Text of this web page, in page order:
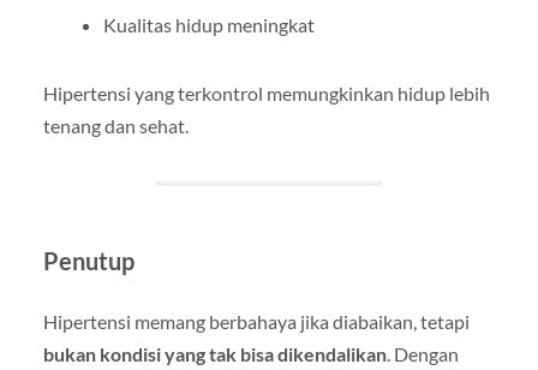
Kualitas hidup meningkat
Hipertensi yang terkontrol memungkinkan hidup lebih
tenang dan sehat.
Penutup
Hipertensi memang berbahaya jika diabaikan, tetapi
bukan kondisi yang tak bisa dikendalikan. Dengan